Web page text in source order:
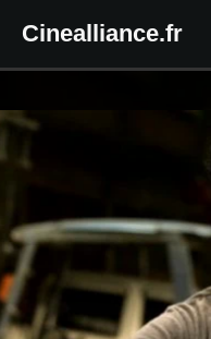
Cinealliance.fr